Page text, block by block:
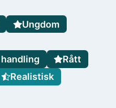
Ungdom
Rått
Realistisk